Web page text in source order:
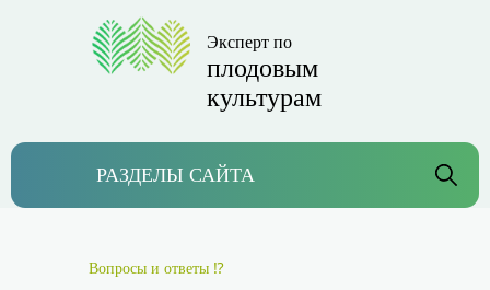
Эксперт по
плодовым
культурам
РАЗДЕЛЫ САЙТА
Вопросы и ответы ⁉